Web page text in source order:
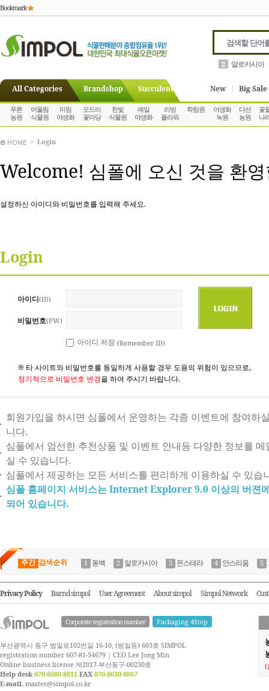
Bookmark
2 알로카시아
All Categories Brandshop Succulent New Big Sale
푸른
농원
어울림
식물원
미림
야생화
오드리
꽃마당
한빛
식물원
예일
야생화
리빙
플라워
학림원
야생화
녹원
다선
농원
꽃
나
> Login
Welcome! 심폴에 오신 것을 환
설정하신 아이디와 비밀번호를 입력해 주세요.
Login
아이디(ID)
비밀번호(PW)
아이디 저장 (Remember ID)
※ 타 사이트와 비밀번호를 동일하게 사용할 경우 도용의 위험이 있으므로,
정기적으로 비밀번호 변경을 하여 주시기 바랍니다.
회원가입을 하시면 심폴에서 운영하는 각종 이벤트에 참여하
니다.
심폴에서 엄선한 추천상품 및 이벤트 안내등 다양한 정보를 메
실 수 있습니다.
심폴에서 제공하는 모든 서비스를 편리하게 이용하실 수 있습
심폴 홈페이지 서비스는 Internet Explorer 9.0 이상의 버젼
되어 있습니다.
주간 검색순위 동백 알로카시아 몬스테라 안스리움
Privacy Policy Barnd simpol User Agreement About simpol Simpol Network
Corporate registration number Packaging 4Step
부산광역시 동구 범일로102번길 16-10, (범일동) 603호 SIMPOL
registration number 607-81-54679 | CEO Lee Jong Min
Online business license 제2017-부산동구-00230호
Help desk 070-8680-8811 FAX 070-8630-8867
E-mail. master@simpol.co.kr
(